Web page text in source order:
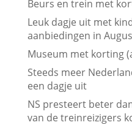
Beurs en trein met
Leuk dagje uit met
aanbiedingen in
Museum met korting
Steeds meer
een dagje uit
NS presteert beter
van de treinreizigers